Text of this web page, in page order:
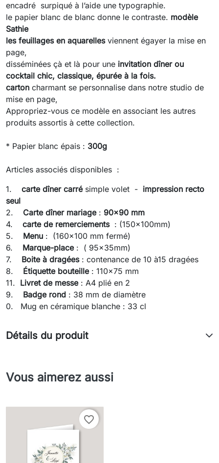
encadré surpiqué à l’aide une typographie.
le papier blanc de blanc donne le contraste. modèle
Sathie
les feuillages en aquarellesviennent égayer la mise en
page,
disséminées çà et là pour une invitation dîner ou
cocktail chic, classique, épurée à la fois.
carton charmant se personnalise dans notre studio de
mise en page,
Appropriez-vous ce modèle en associant les autres
produits assortis à cette collection.
* Papier blanc épais : 300g
Articles associés disponibles :
1. carte dîner carrésimple volet - impression recto
seul
2. Carte dîner mariage: 90x90 mm
4.
carte de remerciements : (150x100mm)
5.
Menu : (160x100 mm fermé)
6. Marque-place: ( 95x35mm)
7. Boite à dragées: contenance de 10 à15 dragées
8.
Étiquette bouteille: 110x75 mm
11. Livret de messe: A4 plié en 2
9. Badge rond : 38 mm de diamètre
0. Mug en céramique blanche : 33 cl
Détails du produit
Vous aimerez aussi
favorite_border